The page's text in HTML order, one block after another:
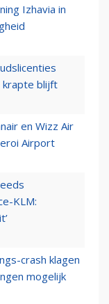
Izhavia in
krapte blijft
en Wizz Air
Airport
KLM:
crash klagen
mogelijk